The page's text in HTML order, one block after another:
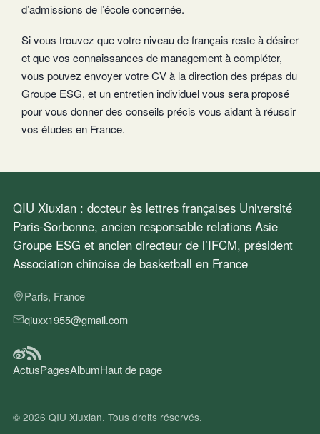
d’admissions de l’école concernée.
Si vous trouvez que votre niveau de français reste à désirer
et que vos connaissances de management à compléter,
vous pouvez envoyer votre CV à la direction des prépas du
Groupe ESG, et un entretien individuel vous sera proposé
pour vous donner des conseils précis vous aidant à réussir
vos études en France.
QIU Xiuxian : docteur ès lettres françaises Université
Paris-Sorbonne, ancien responsable relations Asie
Groupe ESG et ancien directeur de l’IFCM, président
Association chinoise de basketball en France
Paris, France
qiuxx1955@gmail.com
ActusPagesAlbumHaut de page
© 2026 QIU Xiuxian. Tous droits réservés.